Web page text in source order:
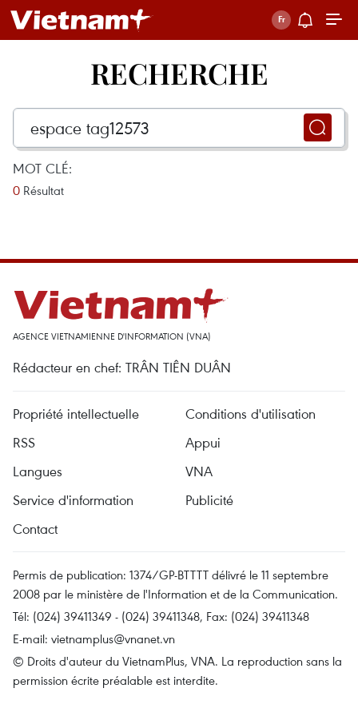
RECHERCHE
MOT CLÉ:
0 Résultat
AGENCE VIETNAMIENNE D'INFORMATION (VNA)
Rédacteur en chef: TRÂN TIÊN DUÂN
Propriété intellectuelle
Conditions d'utilisation
RSS
Appui
Langues
VNA
Service d'information
Publicité
Contact
Permis de publication: 1374/GP-BTTTT délivré le 11 septembre
2008 par le ministère de l'Information et de la Communication.
Tél: (024) 39411349 - (024) 39411348, Fax: (024) 39411348
E-mail: vietnamplus@vnanet.vn
© Droits d'auteur du VietnamPlus, VNA. La reproduction sans la
permission écrite préalable est interdite.